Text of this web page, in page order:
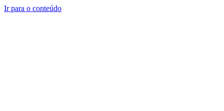
Ir para o conteúdo